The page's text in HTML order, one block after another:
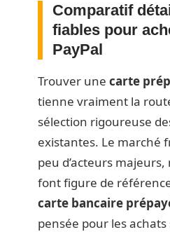
Comparatif
fiables pour
PayPal
Trouver une carte
tienne vraiment la
sélection rigoureuse
existantes. Le marché
peu d’acteurs
font figure de
carte bancaire
pensée pour les